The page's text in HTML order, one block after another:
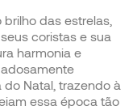
das estrelas,
coristas e sua
harmonia e
Natal, trazendo à
essa época tão